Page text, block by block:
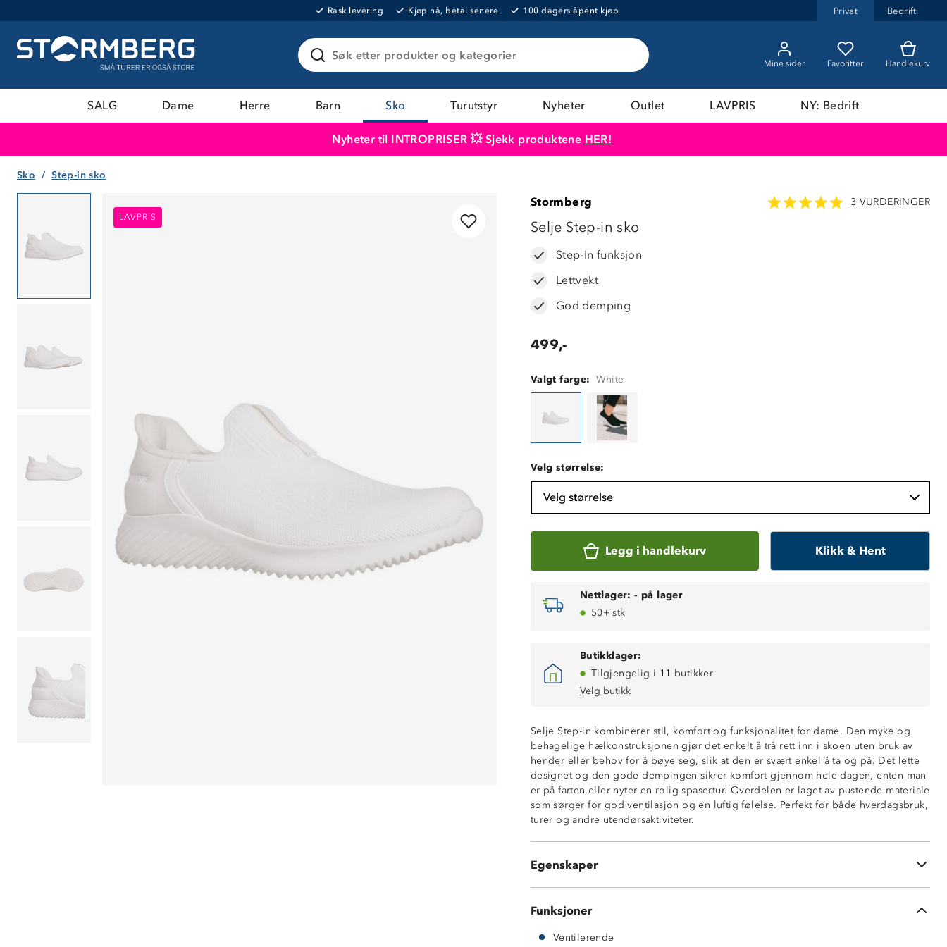
Rask levering Kjøp nå, betal senere 100 dagers åpent kjøp Privat Bedrift
Søk etter produkter og kategorier
Mine sider Favoritter Handlekurv
SALG Dame Herre Barn Sko Turutstyr Nyheter Outlet LAVPRIS NY: Bedrift
Nyheter til INTROPRISER 💥 Sjekk produktene HER!
Sko Step-in sko
LAVPRIS
LAVPRIS
Stormberg 3 VURDERINGER
Selje Step-in sko
Step-In funksjon
Lettvekt
God demping
499,-
Valgt farge: White
Velg størrelse:
Velg størrelse
Legg i handlekurv Klikk & Hent
Nettlager: - på lager
50+ stk
Butikklager:
Tilgjengelig i 11 butikker
Velg butikk
Selje Step-in kombinerer stil, komfort og funksjonalitet for dame. Den myke og
behagelige hælkonstruksjonen gjør det enkelt å trå rett inn i skoen uten bruk av
hender eller behov for å bøye seg, slik at den er svært enkel å ta og på. Det lette
designet og den gode dempingen sikrer komfort gjennom hele dagen, enten man
er på farten eller nyter en rolig spasertur. Overdelen er laget av pustende materiale
som sørger for god ventilasjon og en luftig følelse. Perfekt for både hverdagsbruk,
turer og andre utendørsaktiviteter.
Egenskaper
Step-In funksjon
Lettvekt
God demping
Forsterkning i tåparti
Funksjoner
Ventilerende